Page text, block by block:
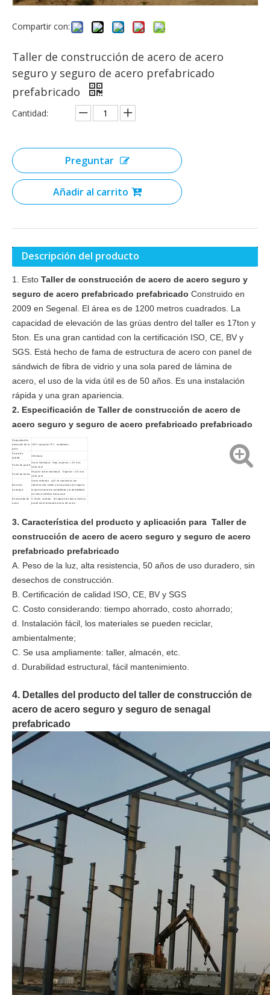
Compartir con:
Taller de construcción de acero de acero
seguro y seguro de acero prefabricado
prefabricado
Cantidad:
Preguntar
Añadir al carrito
Descripción del producto
1. Esto Taller de construcción de acero de acero seguro y
seguro de acero prefabricado prefabricado Construido en
2009 en Segenal. El área es de 1200 metros cuadrados. La
capacidad de elevación de las grúas dentro del taller es 17ton y
5ton. Es una gran cantidad con la certificación ISO, CE, BV y
SGS. Está hecho de fama de estructura de acero con panel de
sándwich de fibra de vidrio y una sola pared de lámina de
acero, el uso de la vida útil es de 50 años. Es una instalación
rápida y una gran apariencia.
2. Especificación de Taller de construcción de acero de
acero seguro y seguro de acero prefabricado prefabricado
Capacidad de
elevación de la
grúa:
15t*1 conjunto+7t*1 establecer
Pared de
ladrillo:
3M Altura
Panel de pared:
Acero individual Hoja, espesor = 0.5 mm,
color azul
Panel de techo:
Hoja de acero individual, Espesor = 0.5 mm,
color azul
Barra de
arranque:
Acero redondo φ12 se suministra con
refuerzos de rodilla y otras piezas de soporte,
lo que mejorará la estabilidad y la durabilidad
de todo el edificio estructural
Enmarcado de
acero
C Purlin, corbata El soporte de barra, techo y
pared está formando marco de acero
incluyó el haz
de la grúa:
rominación, que se atornillará en el sitio
3. Característica del producto y aplicación para Taller de
construcción de acero de acero seguro y seguro de acero
prefabricado prefabricado
A. Peso de la luz, alta resistencia, 50 años de uso duradero, sin
desechos de construcción.
B. Certificación de calidad ISO, CE, BV y SGS
C. Costo considerando: tiempo ahorrado, costo ahorrado;
d. Instalación fácil, los materiales se pueden reciclar,
ambientalmente;
C. Se usa ampliamente: taller, almacén, etc.
d. Durabilidad estructural, fácil mantenimiento.
4. Detalles del producto del taller de construcción de
acero de acero seguro y seguro de senagal
prefabricado